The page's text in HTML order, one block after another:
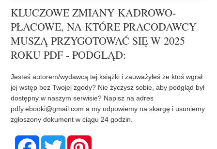
KLUCZOWE ZMIANY KADROWO-
PŁACOWE, NA KTÓRE PRACODAWCY
MUSZĄ PRZYGOTOWAĆ SIĘ W 2025
ROKU PDF - PODGLĄD:
Jesteś autorem/wydawcą tej książki i zauważyłeś że ktoś wgrał
jej wstęp bez Twojej zgody? Nie życzysz sobie, aby podgląd był
dostępny w naszym serwisie? Napisz na adres
pdfy.ebooki@gmail.com a my odpowiemy na skargę i usuniemy
zgłoszony dokument w ciągu 24 godzin.
F
T
w